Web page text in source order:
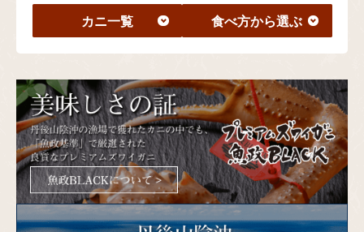
カニ一覧 食べ方から選ぶ